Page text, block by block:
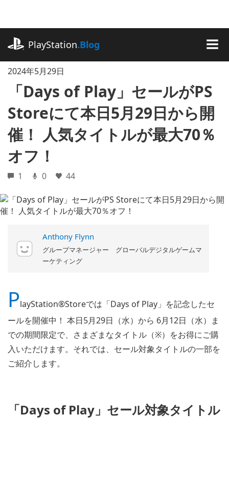
に
ッ
PlayStation.Blog
2024年5月29日
「Days of Play」セールがPS
Storeにて本日5月29日から開
催！ 人気タイトルが最大70％
オフ！
1 0 44
Anthony Flynn
グループマネージャー グローバルデジタルゲームマ
ーケティング
PlayStation®Storeでは「Days of Play」を記念したセ
ールを開催中！ 本日5月29日（水）から 6月12日（水）ま
での期間限定で、さまざまなタイトル（※）をお得にご購
入いただけます。それでは、セール対象タイトルの一部を
ご紹介します。
「Days of Play」セール対象タイトル